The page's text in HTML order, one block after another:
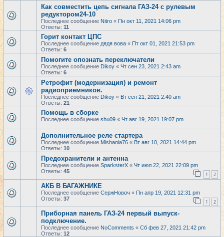
Как совместить цепь сигнала ГАЗ-24 с рулевым
редуктором24-10
Последнее сообщение Nitro « Пн окт 11, 2021 14:06 pm
Ответы: 11
Горит контакт ЦПС
Последнее сообщение дядя вова « Пт окт 01, 2021 21:53 pm
Ответы: 6
Помогите опознать переключатели
Последнее сообщение Dikoy « Чт сен 23, 2021 2:43 am
Ответы: 6
Ретрофит (модернизация) и ремонт
радиоприемников.
Последнее сообщение Dikoy « Вт сен 21, 2021 2:40 am
Ответы: 21
Помощь в сборке
Последнее сообщение shu09 « Чт авг 19, 2021 19:07 pm
Дополнительное реле стартера
Последнее сообщение Mishania76 « Вт авг 10, 2021 14:44 pm
Ответы: 10
Предохранители и антенна
Последнее сообщение SparksterX « Чт июл 22, 2021 22:09 pm
Ответы: 45 1 2
АКБ В БАГАЖНИКЕ
Последнее сообщение СержНовоч « Пн апр 19, 2021 12:31 pm
Ответы: 37 1 2
Приборная панель ГАЗ-24 первый выпуск-
подключение.
Последнее сообщение NoComments « Сб фев 27, 2021 21:42 pm
Ответы: 12